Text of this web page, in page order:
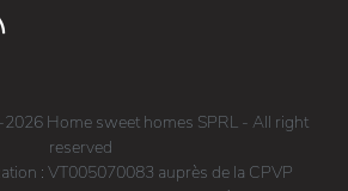
Home sweet homes SPRL - All right
reserved
: VT005070083 auprès de la CPVP